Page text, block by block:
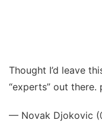
Thought I’d leave
“experts” out
— Novak Djokovic